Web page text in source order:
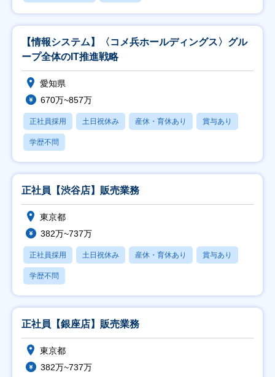
【情報システム】〈コメ兵ホールディングス〉グル
ープ全体のIT推進戦略
愛知県
670万~857万
正社員採用 土日祝休み 産休・育休あり 賞与あり
学歴不問
正社員【渋谷店】販売業務
東京都
382万~737万
正社員採用 土日祝休み 産休・育休あり 賞与あり
学歴不問
正社員【銀座店】販売業務
東京都
382万~737万